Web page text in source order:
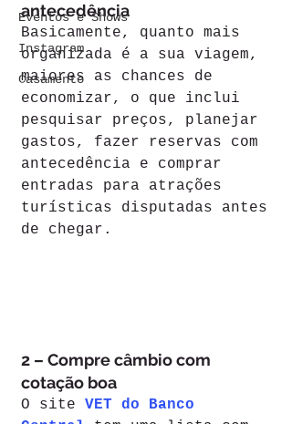
Eventos e Shows
Instagram
Casamento
antecedência
Basicamente, quanto mais
organizada é a sua viagem,
maiores as chances de
economizar, o que inclui
pesquisar preços, planejar
gastos, fazer reservas com
antecedência e comprar
entradas para atrações
turísticas disputadas antes
de chegar.
2 – Compre câmbio com
cotação boa
O site VET do Banco